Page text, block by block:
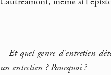
– Et quel genre d’entretien
un entretien ? Pourquoi ?